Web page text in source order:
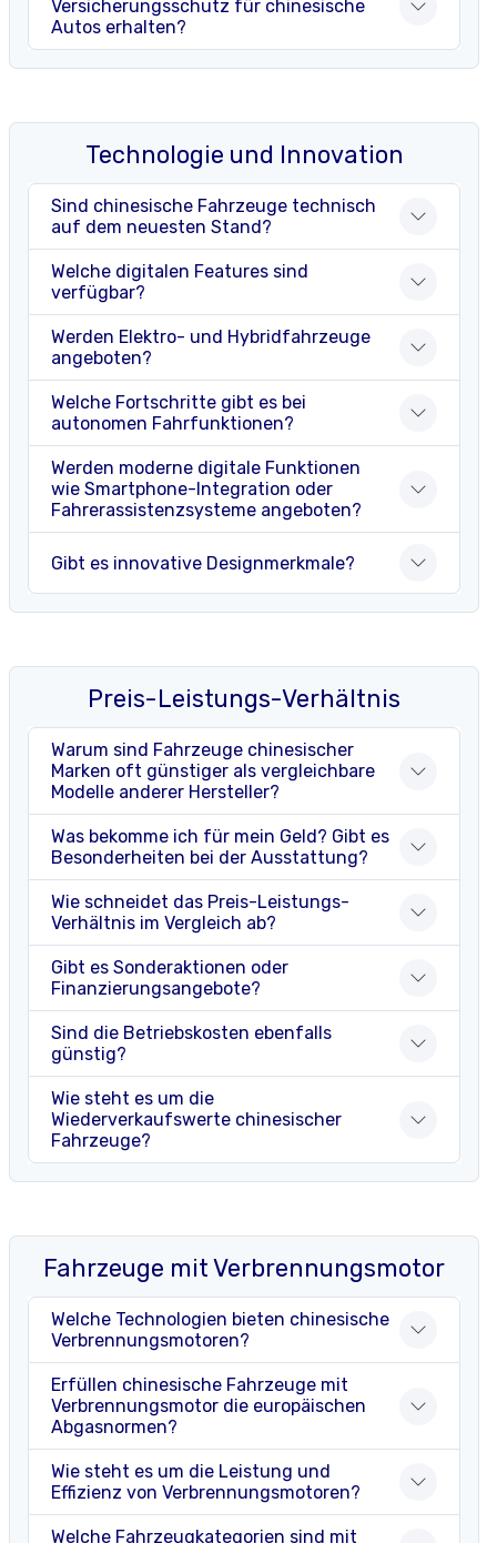
Versicherungsschutz für chinesische
Autos erhalten?
Technologie und Innovation
Sind chinesische Fahrzeuge technisch
auf dem neuesten Stand?
Welche digitalen Features sind
verfügbar?
Werden Elektro- und Hybridfahrzeuge
angeboten?
Welche Fortschritte gibt es bei
autonomen Fahrfunktionen?
Werden moderne digitale Funktionen
wie Smartphone-Integration oder
Fahrerassistenzsysteme angeboten?
Gibt es innovative Designmerkmale?
Preis-Leistungs-Verhältnis
Warum sind Fahrzeuge chinesischer
Marken oft günstiger als vergleichbare
Modelle anderer Hersteller?
Was bekomme ich für mein Geld? Gibt es
Besonderheiten bei der Ausstattung?
Wie schneidet das Preis-Leistungs-
Verhältnis im Vergleich ab?
Gibt es Sonderaktionen oder
Finanzierungsangebote?
Sind die Betriebskosten ebenfalls
günstig?
Wie steht es um die
Wiederverkaufswerte chinesischer
Fahrzeuge?
Fahrzeuge mit Verbrennungsmotor
Welche Technologien bieten chinesische
Verbrennungsmotoren?
Erfüllen chinesische Fahrzeuge mit
Verbrennungsmotor die europäischen
Abgasnormen?
Wie steht es um die Leistung und
Effizienz von Verbrennungsmotoren?
Welche Fahrzeugkategorien sind mit